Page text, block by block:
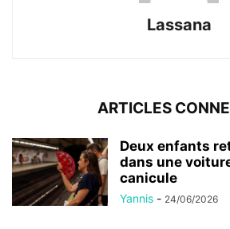
Lassana
ARTICLES
Deux enfants
dans une
canicule
Yannis - 24/06/2026